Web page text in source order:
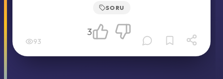
SORU
93
3